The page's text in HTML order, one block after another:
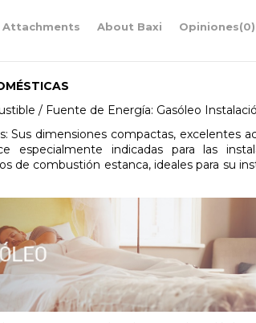
Attachments About Baxi Opiniones(0)
/ Fuente de Energía: Gasóleo
Sus dimensiones compactas, excelentes
especialmente indicadas para las
de combustión estanca, ideales para su